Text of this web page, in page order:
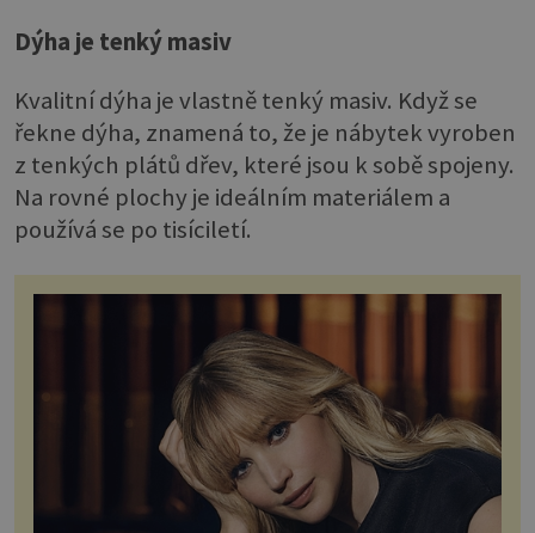
Dýha je tenký masiv
Kvalitní dýha je vlastně tenký masiv. Když se
řekne dýha, znamená to, že je nábytek vyroben
z tenkých plátů dřev, které jsou k sobě spojeny.
Na rovné plochy je ideálním materiálem a
používá se po tisíciletí.